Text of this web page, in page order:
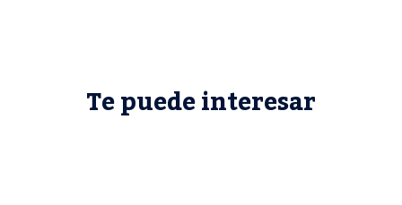
Te puede interesar